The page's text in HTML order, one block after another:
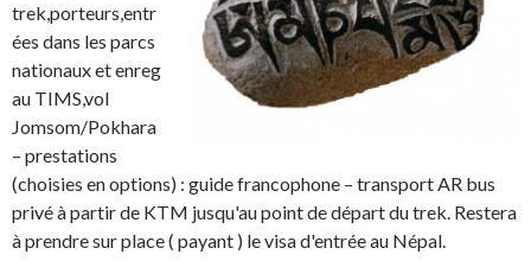
trek,porteurs,entr
ées dans les parcs
nationaux et enreg
au TIMS,vol
Jomsom/Pokhara
– prestations
(choisies en options) : guide francophone – transport AR bus
privé à partir de KTM jusqu'au point de départ du trek. Restera
à prendre sur place ( payant ) le visa d'entrée au Népal.